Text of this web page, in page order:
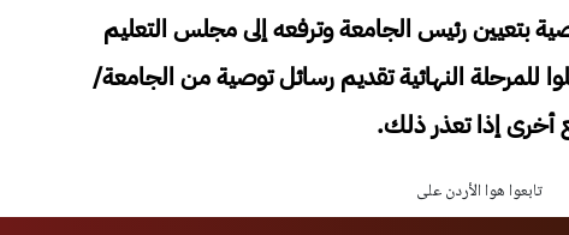
بتعيين رئيس الجامعة وترفعه إلى مجلس التعليم
للمرحلة النهائية تقديم رسائل توصية من الجامعة/
أخرى إذا تعذر ذلك.
تابعوا هوا الأردن على